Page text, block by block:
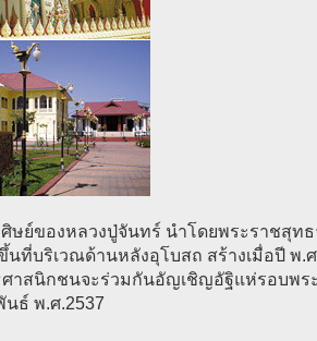
ษย์ของหลวงปู่จันทร์ นำโดยพระราชสุทธ
นที่บริเวณด้านหลังอุโบสถ สร้างเมื่อปี พ.
าสนิกชนจะร่วมกันอัญเชิญอัฐิแห่รอบพร
นธ์ พ.ศ.2537